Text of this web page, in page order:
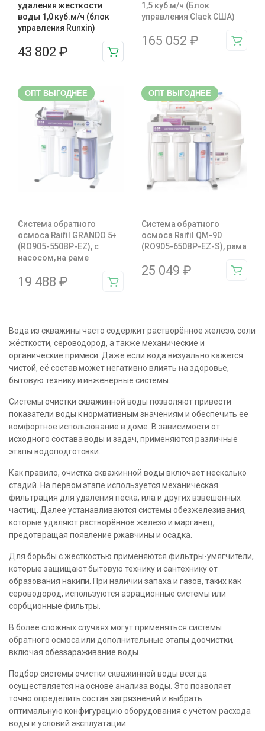
удаления жесткости
воды 1,0 куб.м/ч (блок
управления Runxin)
43 802 ₽
1,5 куб.м/ч (Блок
управления Clack США)
165 052 ₽
ОПТ ВЫГОДНЕЕ
Система обратного
осмоса Raifil GRANDO 5+
(RO905-550BP-EZ), c
насосом, на раме
19 488 ₽
ОПТ ВЫГОДНЕЕ
Система обратного
осмоса Raifil QM-90
(RO905-650BP-EZ-S), рама
25 049 ₽
Вода из скважины часто содержит растворённое железо, соли
жёсткости, сероводород, а также механические и
органические примеси. Даже если вода визуально кажется
чистой, её состав может негативно влиять на здоровье,
бытовую технику и инженерные системы.
Системы очистки скважинной воды позволяют привести
показатели воды к нормативным значениям и обеспечить её
комфортное использование в доме. В зависимости от
исходного состава воды и задач, применяются различные
этапы водоподготовки.
Как правило, очистка скважинной воды включает несколько
стадий. На первом этапе используется механическая
фильтрация для удаления песка, ила и других взвешенных
частиц. Далее устанавливаются системы обезжелезивания,
которые удаляют растворённое железо и марганец,
предотвращая появление ржавчины и осадка.
Для борьбы с жёсткостью применяются фильтры-умягчители,
которые защищают бытовую технику и сантехнику от
образования накипи. При наличии запаха и газов, таких как
сероводород, используются аэрационные системы или
сорбционные фильтры.
В более сложных случаях могут применяться системы
обратного осмоса или дополнительные этапы доочистки,
включая обеззараживание воды.
Подбор системы очистки скважинной воды всегда
осуществляется на основе анализа воды. Это позволяет
точно определить состав загрязнений и выбрать
оптимальную конфигурацию оборудования с учётом расхода
воды и условий эксплуатации.